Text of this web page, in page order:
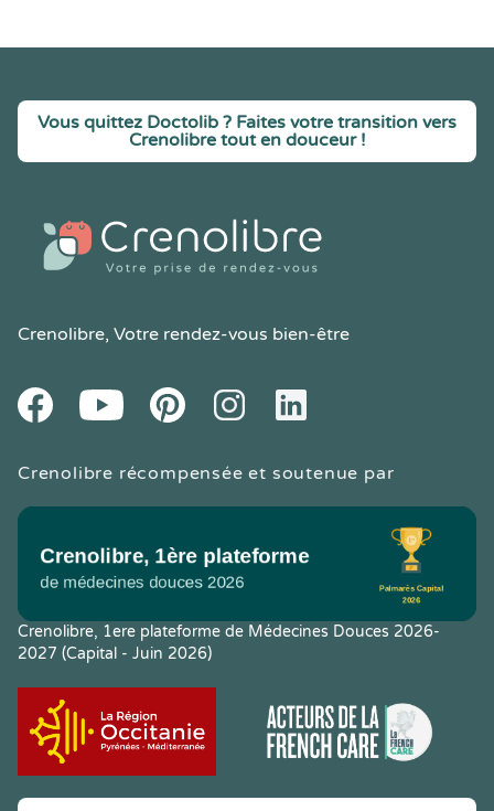
Vous quittez Doctolib ? Faites votre transition vers
Crenolibre tout en douceur !
Crenolibre, Votre rendez-vous bien-être
FacebookYoutube PinteresetInstagramLinkedIn
Crenolibre récompensée et soutenue par
Crenolibre, 1ere plateforme de Médecines Douces 2026-
2027 (Capital - Juin 2026)